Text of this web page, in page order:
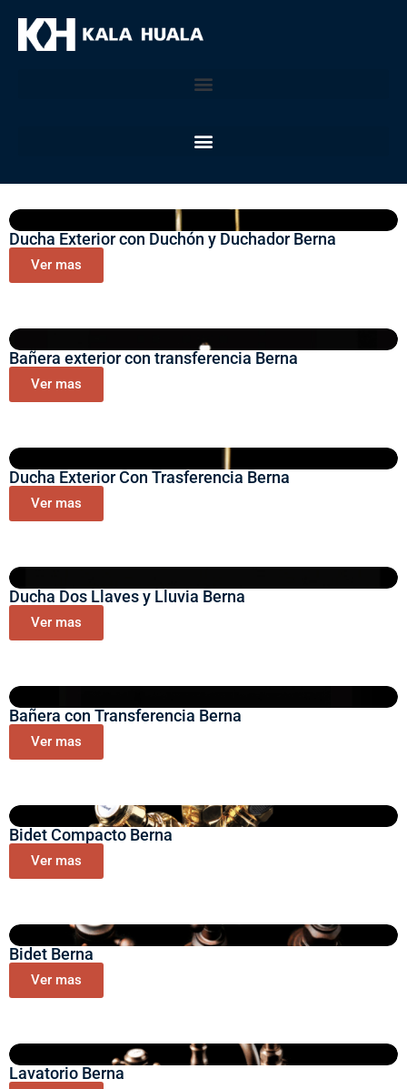
Ducha Exterior con Duchón y Duchador Berna
Ver mas
Bañera exterior con transferencia Berna
Ver mas
Ducha Exterior Con Trasferencia Berna
Ver mas
Ducha Dos Llaves y Lluvia Berna
Ver mas
Bañera con Transferencia Berna
Ver mas
Bidet Compacto Berna
Ver mas
Bidet Berna
Ver mas
Lavatorio Berna